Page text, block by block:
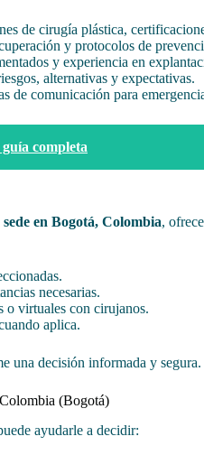
de cirugía plástica,
y protocolos de
y experiencia en
alternativas y expectativas.
de comunicación para
completa
en Bogotá, Colombia,
necesarias.
o virtuales con cirujanos.
aplica.
una decisión informada y
(Bogotá)
ayudarle a decidir: